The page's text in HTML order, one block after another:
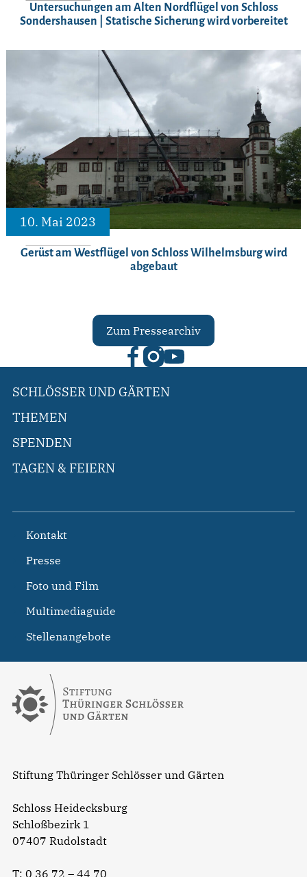
Untersuchungen am Alten Nordflügel von Schloss
Sondershausen | Statische Sicherung wird vorbereitet
10. Mai 2023
Gerüst am Westflügel von Schloss Wilhelmsburg wird
abgebaut
Zum Pressearchiv
Stiftung Thüringer Schlösser und Gärten
Schloss Heidecksburg
Schloßbezirk 1
07407 Rudolstadt
T: 0 36 72 – 44 70
SCHLÖSSER UND GÄRTEN
THEMEN
SPENDEN
TAGEN & FEIERN
Kontakt
Presse
Foto und Film
Multimediaguide
Stellenangebote